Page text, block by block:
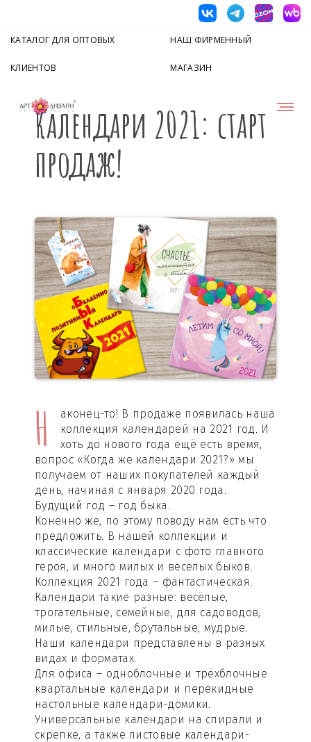
КАТАЛОГ ДЛЯ ОПТОВЫХ
КЛИЕНТОВ
НАШ ФИРМЕННЫЙ
МАГАЗИН
Календари 2021: старт
продаж!
Н
аконец-то! В продаже появилась наша
коллекция календарей на 2021 год. И
хоть до нового года ещё есть время,
вопрос «Когда же календари 2021?» мы
получаем от наших покупателей каждый
день, начиная с января 2020 года.
Будущий год – год быка.
Конечно же, по этому поводу нам есть что
предложить. В нашей коллекции и
классические календари с фото главного
героя, и много милых и веселых быков.
Коллекция 2021 года – фантастическая.
Календари такие разные: весёлые,
трогательные, семейные, для садоводов,
милые, стильные, брутальные, мудрые.
Наши календари представлены в разных
видах и форматах.
Для офиса – одноблочные и трёхблочные
квартальные календари и перекидные
настольные календари-домики.
Универсальные календари на спирали и
скрепке, а также листовые календари-